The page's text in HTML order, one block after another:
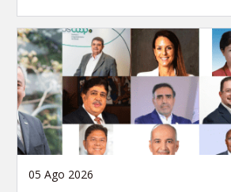
05 Ago 2026